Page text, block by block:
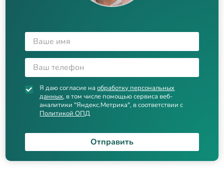
Я даю согласие наобработку персональных
данных, в том числе помощью сервиса веб-
аналитики "Яндекс.Метрика", в соответствии с
Политикой ОПД
Отправить